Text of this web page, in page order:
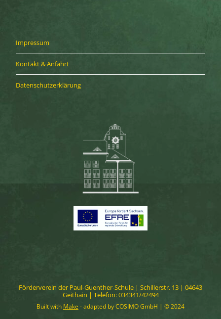
Impressum
Kontakt & Anfahrt
Datenschutzerklärung
Förderverein der Paul-Guenther-Schule | Schillerstr. 13 | 04643
Geithain | Telefon: 034341/42494
Built with Make - adapted by COSIMO GmbH | © 2024